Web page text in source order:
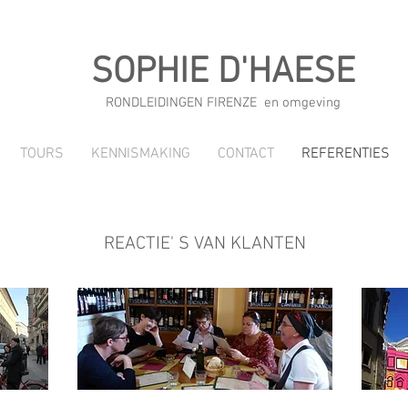
SOPHIE D'HAESE
RONDLEIDINGEN FIRENZE en omgeving
TOURS KENNISMAKING CONTACT REFERENTIES
REACTIE' S VAN KLANTEN